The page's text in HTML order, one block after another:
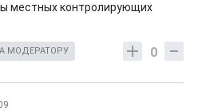
местных контролирующих
0
МОДЕРАТОРУ